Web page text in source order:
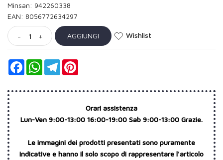
Minsan: 942260338
EAN: 8056772634297
- + AGGIUNGI Wishlist
FacebookWhatsAppTelegram
Orari assistenza
Lun-Ven 9:00-13:00 16:00-19:00 Sab 9:00-13:00 Grazie.
Le immagini dei prodotti presentati sono puramente
indicative e hanno il solo scopo di rappresentare l'articolo